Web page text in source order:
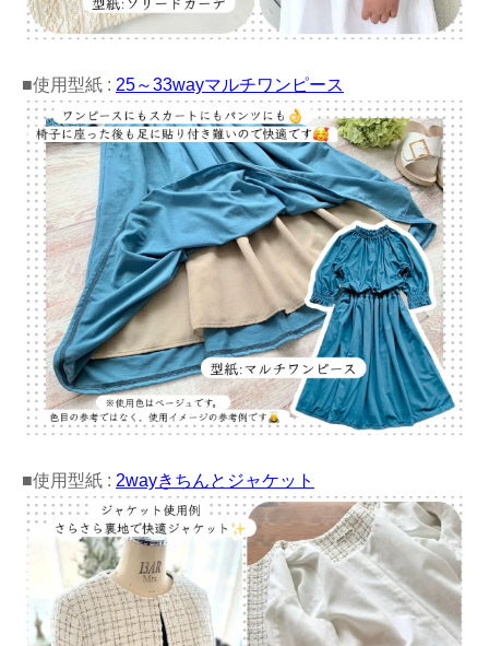
■使用型紙 : 25～33wayマルチワンピース
■使用型紙 : 2wayきちんとジャケット